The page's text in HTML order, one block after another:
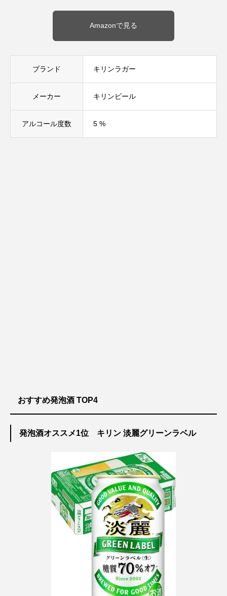
Amazonで見る
ブランド キリンラガー
メーカー キリンビール
アルコール度数 5 %
おすすめ発泡酒 TOP4
発泡酒オススメ1位 キリン 淡麗グリーンラベル